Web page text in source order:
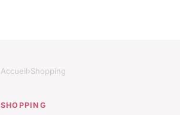
Accueil›Shopping
SHOPPING